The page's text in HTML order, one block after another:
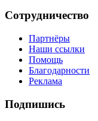
Сотрудничество
Партнёры
Наши ссылки
Помощь
Благодарности
Реклама
Подпишись